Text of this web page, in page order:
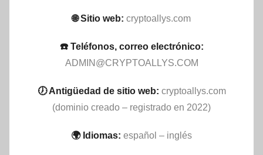
🌐 Sitio web: cryptoallys.com
☎️ Teléfonos, correo electrónico:
ADMIN@CRYPTOALLYS.COM
🕖 Antigüedad de sitio web: cryptoallys.com
(dominio creado – registrado en 2022)
🌍 Idiomas: español – inglés